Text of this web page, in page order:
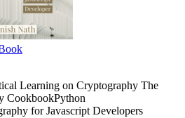
Learning on Cryptography The
CookbookPython
for Javascript Developers